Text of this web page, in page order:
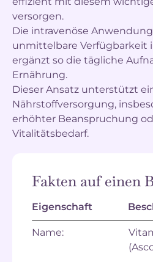
versorgen.
Die intravenöse
unmittelbare Verfügbarkeit
ergänzt so die tägliche
Ernährung.
Dieser Ansatz unterstützt
Nährstoffversorgung,
erhöhter Beanspruchung
Vitalitätsbedarf.
Fakten auf einen
Eigenschaft
Name: